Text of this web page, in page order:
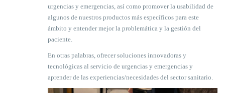
urgencias y emergencias, así como promover la usabilidad de
algunos de nuestros productos más específicos para este
ámbito y entender mejor la problemática y la gestión del
paciente.
En otras palabras, ofrecer soluciones innovadoras y
tecnológicas al servicio de urgencias y emergencias y
aprender de las experiencias/necesidades del sector sanitario.